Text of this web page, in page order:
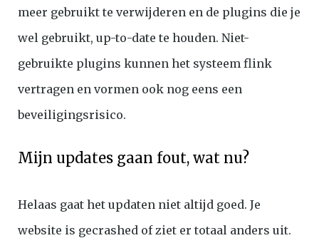
meer gebruikt te verwijderen en de plugins die je
wel gebruikt, up-to-date te houden. Niet-
gebruikte plugins kunnen het systeem flink
vertragen en vormen ook nog eens een
beveiligingsrisico.
Mijn updates gaan fout, wat nu?
Helaas gaat het updaten niet altijd goed. Je
website is gecrashed of ziet er totaal anders uit.